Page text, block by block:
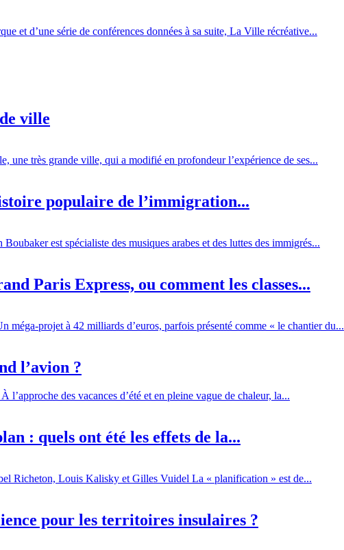
et d’une série de conférences données à sa suite, La Ville récréative...
ville
une très grande ville, qui a modifié en profondeur l’expérience de ses...
populaire de l’immigration...
est spécialiste des musiques arabes et des luttes des immigrés...
Paris Express, ou comment les classes...
méga-projet à 42 milliards d’euros, parfois présenté comme « le chantier du...
l’avion ?
des vacances d’été et en pleine vague de chaleur, la...
: quels ont été les effets de la...
Richeton, Louis Kalisky et Gilles Vuidel La « planification » est de...
pour les territoires insulaires ?